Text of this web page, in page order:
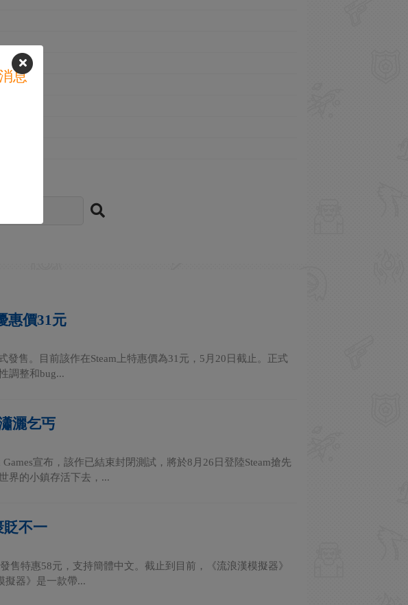
惠價31元
發售。目前該作在Steam上特惠價為31元，5月20日截止。正式
調整和bug...
灑乞丐
宣布，該作已結束封閉測試，將於8月26日登陸Steam搶先
界的小鎮存活下去，...
貶不一
售特惠58元，支持簡體中文。截止到目前，《流浪漢模擬器》
擬器》是一款帶...
息